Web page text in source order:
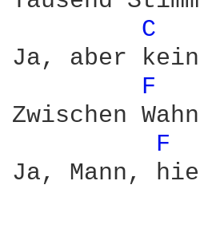
C
Ja, aber
F
Zwischen
F
Ja, Mann,